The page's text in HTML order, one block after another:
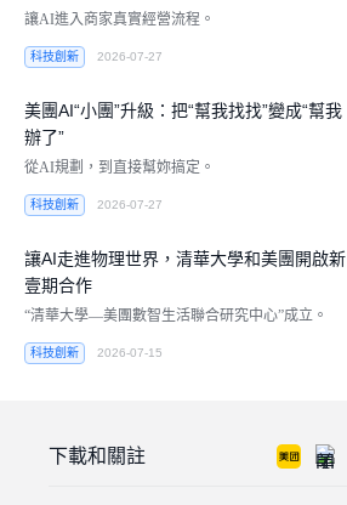
讓AI進入商家真實經營流程。
科技創新 2026-07-27
美團AI“小團”升級：把“幫我找找”變成“幫我
辦了”
從AI規劃，到直接幫妳搞定。
科技創新 2026-07-27
讓AI走進物理世界，清華大學和美團開啟新
壹期合作
“清華大學—美團數智生活聯合研究中心”成立。
科技創新 2026-07-15
下載和關註